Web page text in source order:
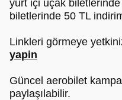
yurt içi uçak biletlerinde
biletlerinde 50 TL
Linkleri görmeye
yapin
Güncel aerobilet
paylaşılabilir.